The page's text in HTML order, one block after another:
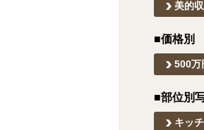
美的
■価格別
500万
■部位別
キッ